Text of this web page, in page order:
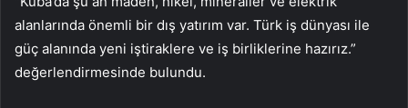
alanlarında önemli bir dış yatırım var. Türk iş dünyası ile
güç alanında yeni iştiraklere ve iş birliklerine hazırız.”
değerlendirmesinde bulundu.